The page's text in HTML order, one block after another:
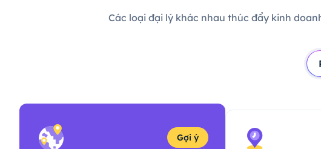
Các loại đại lý khác nhau thúc đẩy kinh
Gợi ý